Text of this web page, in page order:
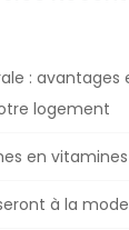
: avantages
logement
en
à la